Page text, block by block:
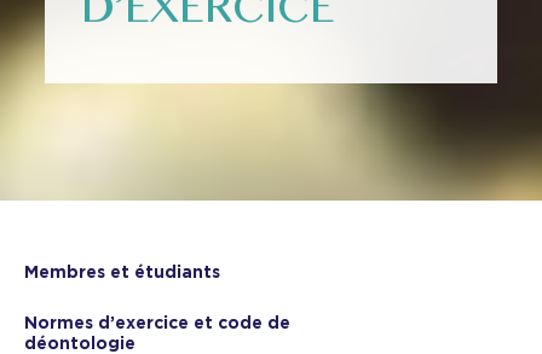
D’EXERCICE
Membres et étudiants
Normes d’exercice et code de
déontologie